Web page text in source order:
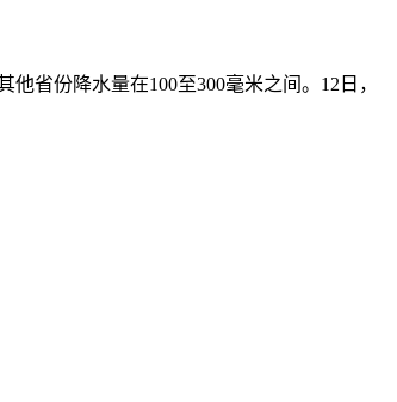
省份降水量在100至300毫米之间。12日，